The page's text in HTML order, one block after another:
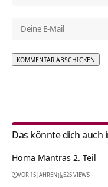
Das könnte dich auch
Homa Mantras 2. Teil
VOR 15 JAHREN 525 VIEWS